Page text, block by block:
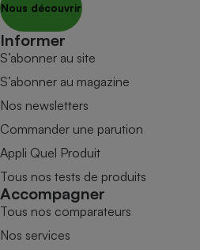
Nous découvrir
Informer
S’abonner au site
S’abonner au magazine
Nos newsletters
Commander une parution
Appli Quel Produit
Tous nos tests de produits
Accompagner
Tous nos comparateurs
Nos services